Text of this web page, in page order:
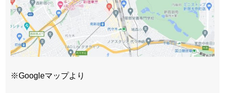
※Googleマップより